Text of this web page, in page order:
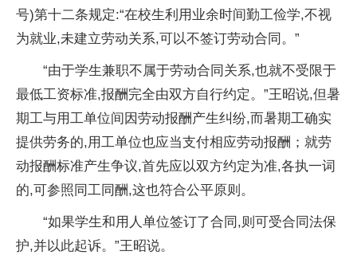
号)第十二条规定:“在校生利用业余时间勤工俭学,不视
为就业,未建立劳动关系,可以不签订劳动合同。”
“由于学生兼职不属于劳动合同关系,也就不受限于
最低工资标准,报酬完全由双方自行约定。”王昭说,但暑
期工与用工单位间因劳动报酬产生纠纷,而暑期工确实
提供劳务的,用工单位也应当支付相应劳动报酬；就劳
动报酬标准产生争议,首先应以双方约定为准,各执一词
的,可参照同工同酬,这也符合公平原则。
“如果学生和用人单位签订了合同,则可受合同法保
护,并以此起诉。”王昭说。